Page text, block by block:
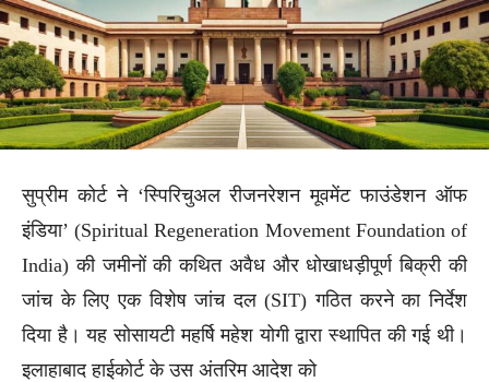
सुप्रीम कोर्ट ने ‘स्पिरिचुअल रीजनरेशन मूवमेंट फाउंडेशन ऑफ
इंडिया’ (Spiritual Regeneration Movement Foundation of
India) की जमीनों की कथित अवैध और धोखाधड़ीपूर्ण बिक्री की
जांच के लिए एक विशेष जांच दल (SIT) गठित करने का निर्देश
दिया है। यह सोसायटी महर्षि महेश योगी द्वारा स्थापित की गई थी।
इलाहाबाद हाईकोर्ट के उस अंतरिम आदेश को